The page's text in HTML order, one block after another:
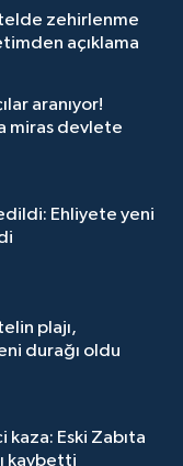
zehirlenme
açıklama
aranıyor!
miras devlete
Ehliyete yeni
plajı,
durağı oldu
kaza: Eski Zabıta
kaybetti